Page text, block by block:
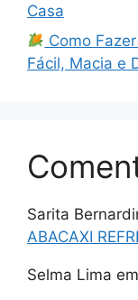
Casa
Como
Fácil, Macia e
Sarita
ABACAXI
Selma Lima em